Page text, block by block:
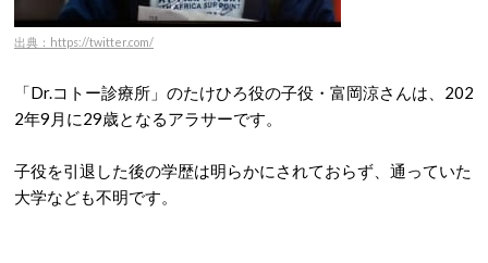
出典：https://twitter.com/
「Dr.コトー診療所」のたけひろ役の子役・富岡涼さんは、202
2年9月に29歳となるアラサーです。
子役を引退した後の学歴は明らかにされておらず、通っていた
大学なども不明です。